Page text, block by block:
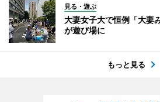
見る・遊ぶ
大妻女子大で恒例「大
が遊び場に
もっと見る